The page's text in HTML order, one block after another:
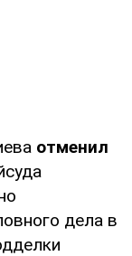
отменил
дела в